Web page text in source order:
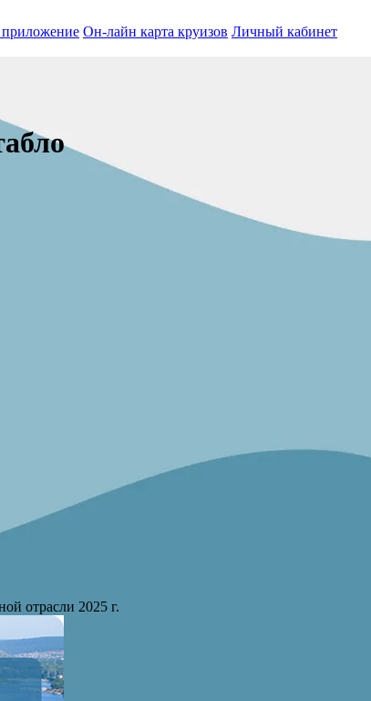
Он-лайн карта круизов Личный кабинет
отрасли 2025 г.